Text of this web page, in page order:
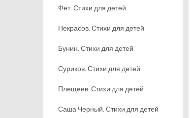
Фет. Стихи для детей
Некрасов. Стихи для детей
Бунин. Стихи для детей
Суриков. Стихи для детей
Плещеев. Стихи для детей
Саша Черный. Стихи для детей